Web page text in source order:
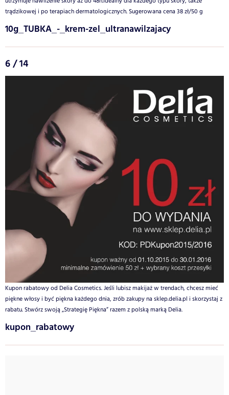
trądzikowej i po terapiach dermatologicznych. Sugerowana cena 38 zł/50 g
10g_TUBKA_-_krem-zel_ultranawilzajacy
6 / 14
Kupon rabatowy od Delia Cosmetics. Jeśli lubisz makijaż w trendach, chcesz mieć
piękne włosy i być piękna każdego dnia, zrób zakupy na sklep.delia.pl i skorzystaj z
rabatu. Stwórz swoją „Strategię Piękna” razem z polską marką Delia.
kupon_rabatowy